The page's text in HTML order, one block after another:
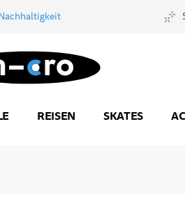
REISEN SKATES